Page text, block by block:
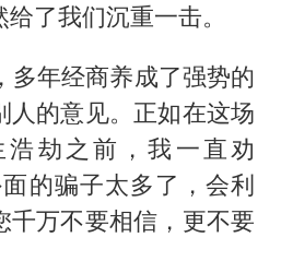
豚将正面袭击贯穿浙江
迎来龙餐馆》口碑
文：台湾从来没有“独立”过
几元成本的AI广告导致千万市值蒸发
部分直营店飞天茅台提价
了我们沉重一击。
多年经商养成了强势的
人的意见。正如在这场
劫之前，我一直劝
的骗子太多了，会利
千万不要相信，更不要